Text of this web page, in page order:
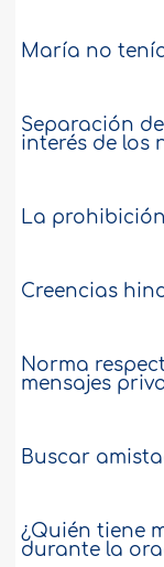
María no
Separación
interés de los
La
Creencias
Norma
mensajes
Buscar
¿Quién tiene
durante la